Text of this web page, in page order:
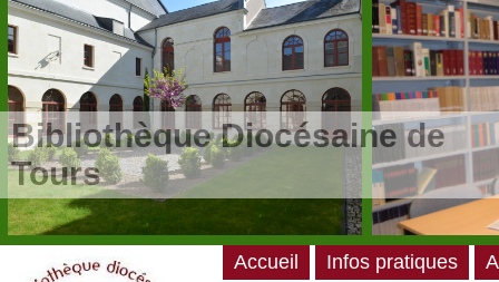
/**/
Bibliothèque Diocésaine de
Tours
Accueil Infos pratiques